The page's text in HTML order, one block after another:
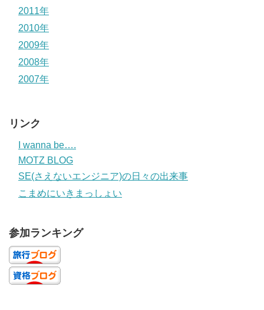
2011年
2010年
2009年
2008年
2007年
リンク
I wanna be….
MOTZ BLOG
SE(さえないエンジニア)の日々の出来事
こまめにいきまっしょい
参加ランキング